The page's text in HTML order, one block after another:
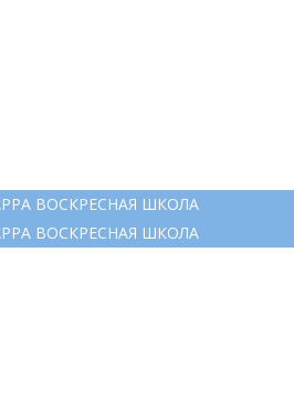
ВОСКРЕСНАЯ ШКОЛА
ВОСКРЕСНАЯ ШКОЛА